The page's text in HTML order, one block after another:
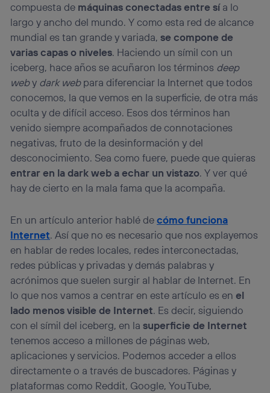
compuesta de máquinas conectadas entre sía lo
largo y ancho del mundo. Y como esta red de alcance
mundial es tan grande y variada,se compone de
varias capas o niveles. Haciendo un símil con un
iceberg, hace años se acuñaron los términos deep
weby dark webpara diferenciar la Internet que todos
conocemos, la que vemos en la superficie, de otra más
oculta y de difícil acceso. Esos dos términos han
venido siempre acompañados de connotaciones
negativas, fruto de la desinformación y del
desconocimiento. Sea como fuere, puede que quieras
entrar en la dark web a echar un vistazo. Y ver qué
hay de cierto en la mala fama que la acompaña.
En un artículo anterior hablé decómo funciona
Internet. Así que no es necesario que nos explayemos
en hablar de redes locales, redes interconectadas,
redes públicas y privadas y demás palabras y
acrónimos que suelen surgir al hablar de Internet. En
lo que nos vamos a centrar en este artículo es enel
lado menos visible de Internet. Es decir, siguiendo
con el símil del iceberg, en lasuperficie de Internet
tenemos acceso a millones de páginas web,
aplicaciones y servicios. Podemos acceder a ellos
directamente o a través de buscadores. Páginas y
plataformas como Reddit, Google, YouTube,